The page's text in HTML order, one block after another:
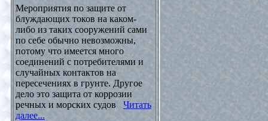
Мероприятия по защите от
блуждающих токов на каком-
либо из таких сооружений сами
по себе обычно невозможны,
потому что имеется много
соединений с потребителями и
случайных контактов на
пересечениях в грунте. Другое
дело это защита от коррозии
речных и морских судов Читать
далее...